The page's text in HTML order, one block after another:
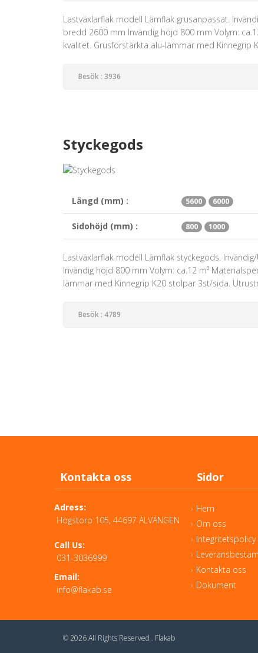
Lastväxlarflak modell Lämflak grusanpassat.
bredd 2600 mm Invändig höjd 800 mm Volym:
kvalitet. Grusförstärkta alu-lämmar med Kinnegrip
Besök : 3936
Styckegods
Längd (mm) : 5600 6000
Sidohöjd (mm) : 800 1000
Lastväxlarflak modell Lämflak styckegods.
Invändig höjd 800 mm Volym: ca.12 m³
lämmar med Kinnegrip K20 stolpar 3st/sida.
Besök : 4789
Kontakta oss
Adress:
Högstorp 105, 44697 ÄLVÄNGEN
Call Us:
031-3036999
Email:
info@flakab.se
Sidor
Hem
Om oss
Integritetspolicy
Kontakta oss
Dokument
© 2026 All Rights Reserved . Flakab